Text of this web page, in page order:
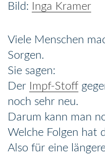
Inga Kramer
Viele Menschen
Sorgen.
Sie sagen:
Der Impf-Stoff
noch sehr neu.
Darum kann man
Welche Folgen hat
Also für eine